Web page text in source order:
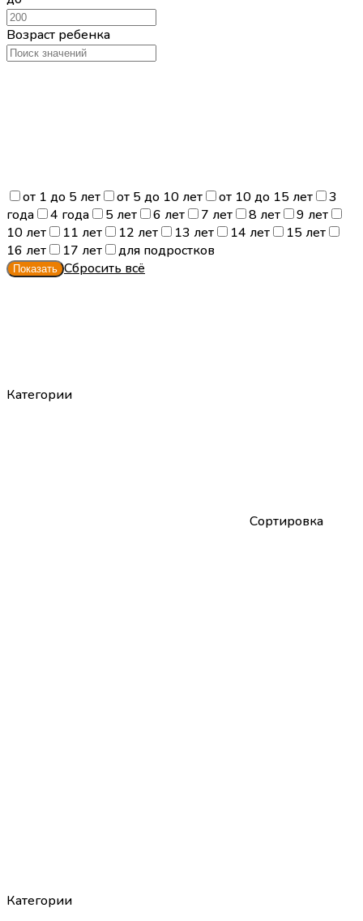
Возраст ребенка
от 1 до 5 лет от 5 до 10 лет от 10 до 15 лет
3
года
4 года 5 лет 6 лет 7 лет 8 лет
9 лет
10 лет
11 лет 12 лет 13 лет 14 лет
15 лет
16 лет
17 лет
для подростков
Сбросить всё
Категории
Сортировка
Категории